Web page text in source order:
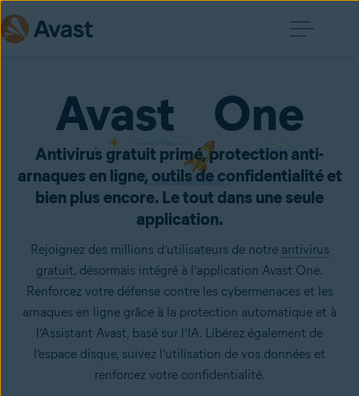
Avast One
Antivirus gratuit primé, protection anti-
arnaques en ligne, outils de confidentialité et
bien plus encore. Le tout dans une seule
application.
Rejoignez des millions d’utilisateurs de notre antivirus
gratuit, désormais intégré à l’application Avast One.
Renforcez votre défense contre les cybermenaces et les
arnaques en ligne grâce à la protection automatique et à
l’Assistant Avast, basé sur l’IA. Libérez également de
l’espace disque, suivez l’utilisation de vos données et
renforcez votre confidentialité.